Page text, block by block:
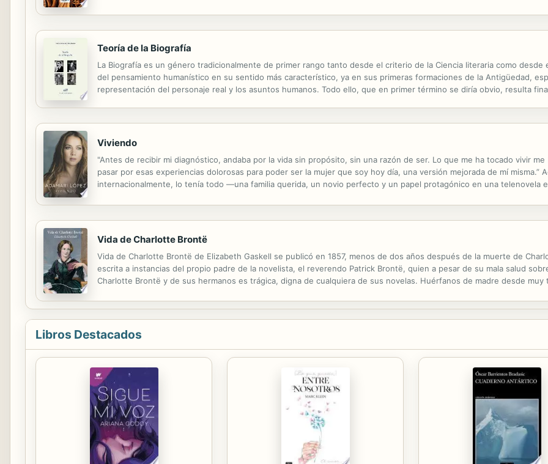
Teoría de la Biografía
La Biografía es un género tradicionalmente de primer rango tanto desde el criterio de la Ciencia literaria como
del pensamiento humanístico en su sentido más característico, ya en sus primeras formaciones de la Antigüedad,
representación del personaje real y los asuntos humanos. Todo ello, que en primer término se diría obvio, resulta
Viviendo
"Antes de recibir mi diagnóstico, andaba por la vida sin propósito, sin una razón de ser. Lo que me ha tocado vivir
pasar por esas experiencias dolorosas para poder ser la mujer que soy hoy día, una versión mejorada de mí misma.”
internacionalmente, lo tenía todo —una familia querida, un novio perfecto y un papel protagónico en una telenovela
Vida de Charlotte Brontë
Vida de Charlotte Brontë de Elizabeth Gaskell se publicó en 1857, menos de dos años después de la muerte de
escrita a instancias del propio padre de la novelista, el reverendo Patrick Brontë, quien a pesar de su mala salud
Charlotte Brontë y de sus hermanos es trágica, digna de cualquiera de sus novelas. Huérfanos de madre desde muy
Libros Destacados